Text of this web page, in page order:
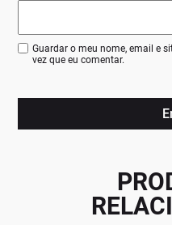
Guardar o meu nome, email e
vez que eu comentar.